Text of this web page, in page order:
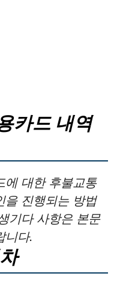
카드 내역
에 대한 후불교통
을 진행되는 방법
기다 사항은 본문
니다.